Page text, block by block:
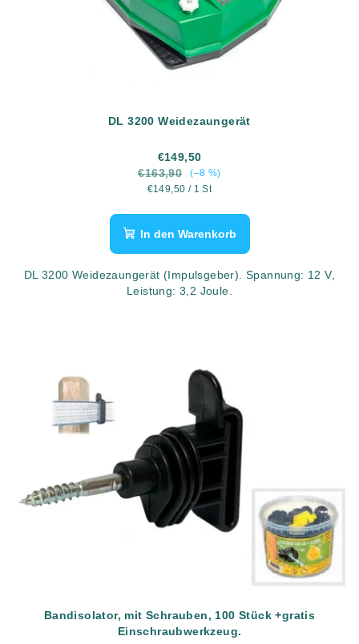
DL 3200 Weidezaungerät
€149,50
€163,90
(–8 %)
Verkaufspreis:
€149,50 / 1 St
In den Warenkorb
DL 3200 Weidezaungerät (Impulsgeber). Spannung: 12 V,
Leistung: 3,2 Joule.
Bandisolator, mit Schrauben, 100 Stück +gratis
Einschraubwerkzeug.